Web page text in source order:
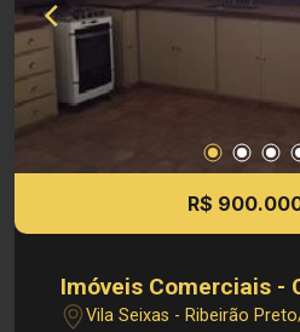
alterar qualquer informação
valores, dados e
imóveis, sem aviso prévio.
R$
Imóveis Comerciais -
Vila Seixas - Ribeirão